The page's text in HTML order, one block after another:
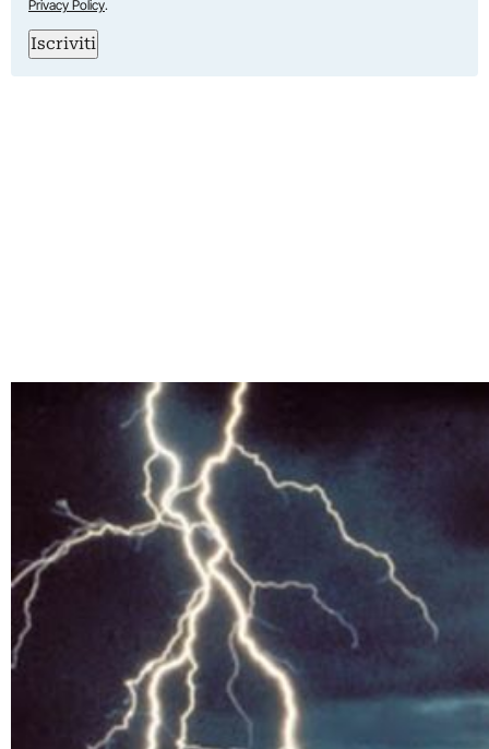
Privacy Policy.
Iscriviti